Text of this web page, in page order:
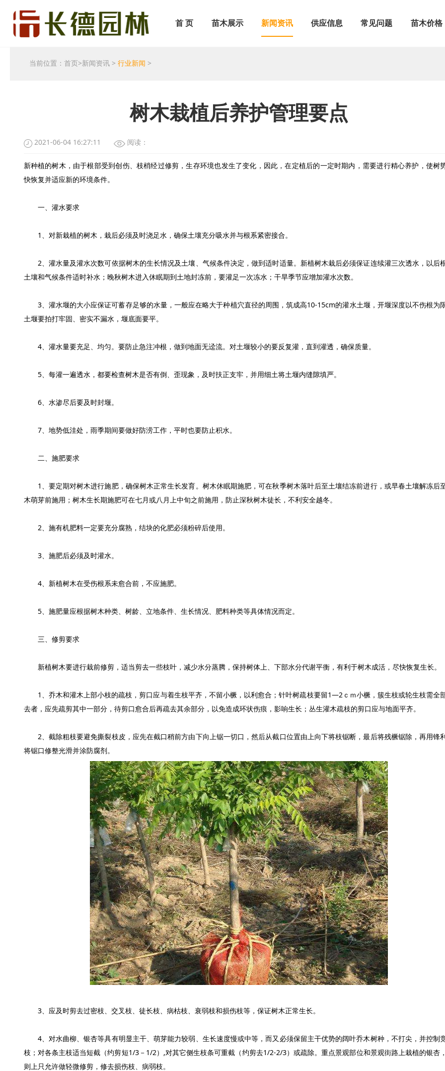
首 页 苗木展示 新闻资讯 供应信息 常见问题 苗木价格
当前位置：首页>新闻资讯 >行业新闻 >
树木栽植后养护管理要点
2021-06-04 16:27:11 阅读：
新种植的树木，由于根部受到创伤、枝梢经过修剪，生存环境也发生了变化，因此，在定植后的一定时期内，需要进行精心养护，使树
快恢复并适应新的环境条件。
一、灌水要求
1、对新栽植的树木，栽后必须及时浇足水，确保土壤充分吸水并与根系紧密接合。
2、灌水量及灌水次数可依据树木的生长情况及土壤、气候条件决定，做到适时适量。新植树木栽后必须保证连续灌三次透水，以后
土壤和气候条件适时补水；晚秋树木进入休眠期到土地封冻前，要灌足一次冻水；干旱季节应增加灌水次数。
3、灌水堰的大小应保证可蓄存足够的水量，一般应在略大于种植穴直径的周围，筑成高10-15cm的灌水土堰，开堰深度以不伤根为限
土堰要拍打牢固、密实不漏水，堰底面要平。
4、灌水量要充足、均匀。要防止急注冲根，做到地面无迳流。对土堰较小的要反复灌，直到灌透，确保质量。
5、每灌一遍透水，都要检查树木是否有倒、歪现象，及时扶正支牢，并用细土将土堰内缝隙填严。
6、水渗尽后要及时封堰。
7、地势低洼处，雨季期间要做好防涝工作，平时也要防止积水。
二、施肥要求
1、要定期对树木进行施肥，确保树木正常生长发育。树木休眠期施肥，可在秋季树木落叶后至土壤结冻前进行，或早春土壤解冻后
木萌芽前施用；树木生长期施肥可在七月或八月上中旬之前施用，防止深秋树木徒长，不利安全越冬。
2、施有机肥料一定要充分腐熟，结块的化肥必须粉碎后使用。
3、施肥后必须及时灌水。
4、新植树木在受伤根系未愈合前，不应施肥。
5、施肥量应根据树木种类、树龄、立地条件、生长情况、肥料种类等具体情况而定。
三、修剪要求
新植树木要进行栽前修剪，适当剪去一些枝叶，减少水分蒸腾，保持树体上、下部水分代谢平衡，有利于树木成活，尽快恢复生长。
1、乔木和灌木上部小枝的疏枝，剪口应与着生枝平齐，不留小橛，以利愈合；针叶树疏枝要留1—2ｃｍ小橛，簇生枝或轮生枝需全
去者，应先疏剪其中一部分，待剪口愈合后再疏去其余部分，以免造成环状伤痕，影响生长；丛生灌木疏枝的剪口应与地面平齐。
2、截除粗枝要避免撕裂枝皮，应先在截口稍前方由下向上锯一切口，然后从截口位置由上向下将枝锯断，最后将残橛锯除，再用锋
将锯口修整光滑并涂防腐剂。
3、应及时剪去过密枝、交叉枝、徒长枝、病枯枝、衰弱枝和损伤枝等，保证树木正常生长。
4、对水曲柳、银杏等具有明显主干、萌芽能力较弱、生长速度慢或中等，而又必须保留主干优势的阔叶乔木树种，不打尖，并控制
枝；对各条主枝适当短截（约剪短1/3－1/2）,对其它侧生枝条可重截（约剪去1/2-2/3）或疏除。重点景观部位和景观街路上栽植的银杏
则上只允许做轻微修剪，修去损伤枝、病弱枝。